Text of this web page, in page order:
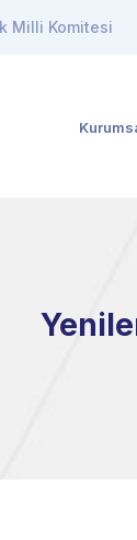
Milli Komitesi